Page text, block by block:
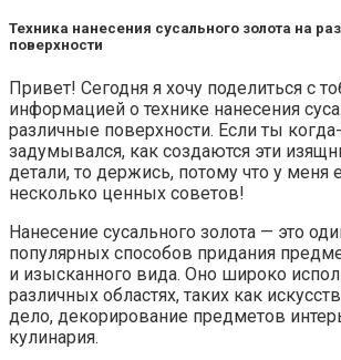
Техника нанесения сусального золота на
поверхности
Привет! Сегодня я хочу поделиться с
информацией о технике нанесения
различные поверхности. Если ты
задумывался, как создаются эти
детали, то держись, потому что у меня
несколько ценных советов!
Нанесение сусального золота — это
популярных способов придания
и изысканного вида. Оно широко
различных областях, таких как
дело, декорирование предметов
кулинария.